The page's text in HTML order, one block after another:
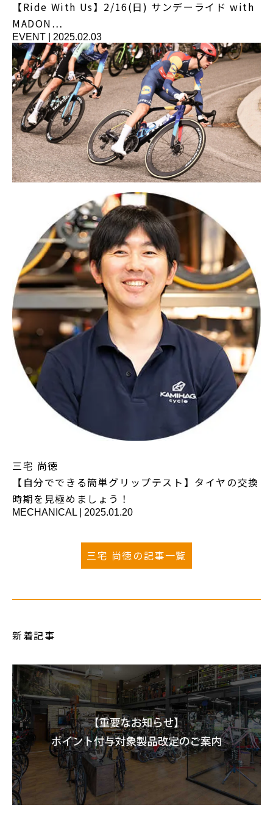
【Ride With Us】2/16(日) サンデーライド with
MADON…
EVENT 2025.02.03
三宅 尚徳
【自分でできる簡単グリップテスト】タイヤの交換
時期を見極めましょう！
MECHANICAL| 2025.01.20
三宅 尚徳の記事一覧
新着記事